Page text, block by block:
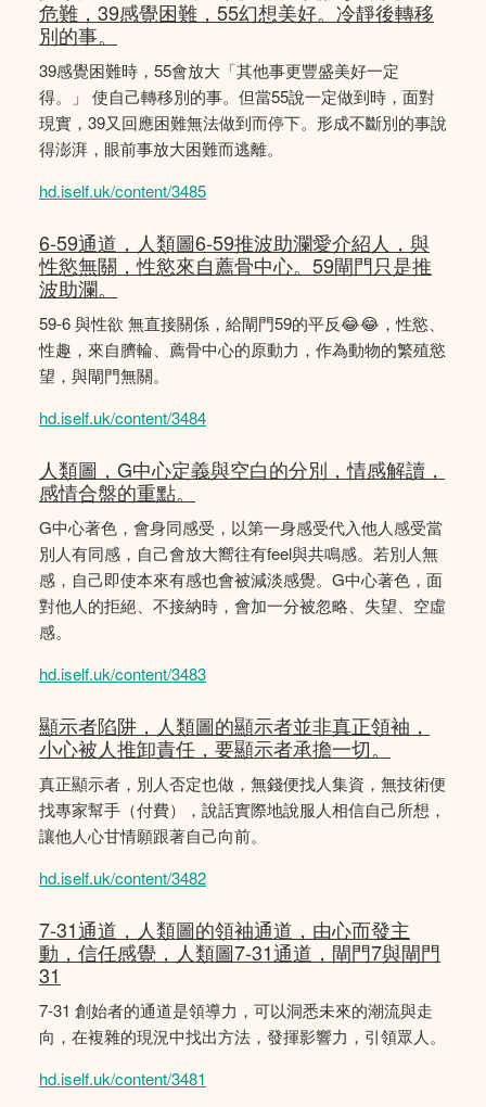
危難，39感覺困難，55幻想美好。冷靜後轉移
別的事。
39感覺困難時，55會放大「其他事更豐盛美好一定
得。」 使自己轉移別的事。但當55說一定做到時，面對
現實，39又回應困難無法做到而停下。形成不斷別的事說
得澎湃，眼前事放大困難而逃離。
hd.iself.uk/content/3485
6-59通道，人類圖6-59推波助瀾愛介紹人，與
性慾無關，性慾來自薦骨中心。59閘門只是推
波助瀾。
59-6 與性欲 無直接關係，給閘門59的平反😂😂，性慾、
性趣，來自臍輪、薦骨中心的原動力，作為動物的繁殖慾
望，與閘門無關。
hd.iself.uk/content/3484
人類圖，G中心定義與空白的分別，情感解讀，
感情合盤的重點。
G中心著色，會身同感受，以第一身感受代入他人感受當
別人有同感，自己會放大嚮往有feel與共鳴感。若別人無
感，自己即使本來有感也會被減淡感覺。G中心著色，面
對他人的拒絕、不接納時，會加一分被忽略、失望、空虛
感。
hd.iself.uk/content/3483
顯示者陷阱，人類圖的顯示者並非真正領袖，
小心被人推卸責任，要顯示者承擔一切。
真正顯示者，別人否定也做，無錢便找人集資，無技術便
找專家幫手（付費），說話實際地說服人相信自己所想，
讓他人心甘情願跟著自己向前。
hd.iself.uk/content/3482
7-31通道，人類圖的領袖通道，由心而發主
動，信任感覺，人類圖7-31通道，閘門7與閘門
31
7-31 創始者的通道是領導力，可以洞悉未來的潮流與走
向，在複雜的現況中找出方法，發揮影響力，引領眾人。
hd.iself.uk/content/3481